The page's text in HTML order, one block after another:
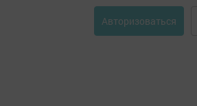
Авторизоваться